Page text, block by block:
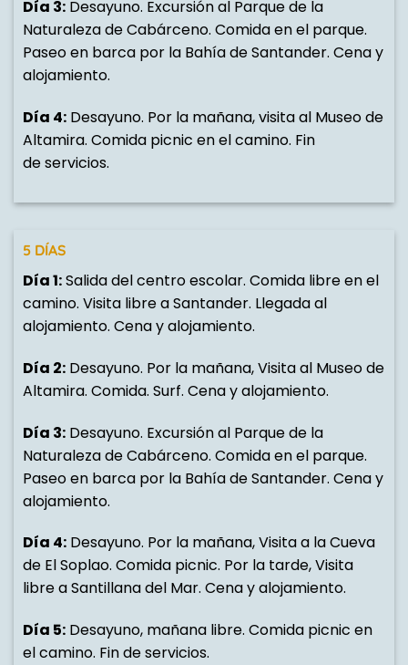
Día 3: Desayuno. Excursión al Parque de la
Naturaleza de Cabárceno. Comida en el parque.
Paseo en barca por la Bahía de Santander. Cena y
alojamiento.
Día 4: Desayuno. Por la mañana, visita al Museo de
Altamira. Comida picnic en el camino. Fin
de servicios.
5 DÍAS
Día 1:Salida del centro escolar. Comida libre en el
camino. Visita libre a Santander. Llegada al
alojamiento. Cena y alojamiento.
Día 2: Desayuno. Por la mañana, Visita al Museo de
Altamira. Comida. Surf. Cena y alojamiento.
Día 3: Desayuno. Excursión al Parque de la
Naturaleza de Cabárceno. Comida en el parque.
Paseo en barca por la Bahía de Santander. Cena y
alojamiento.
Día 4: Desayuno. Por la mañana, Visita a la Cueva
de El Soplao. Comida picnic. Por la tarde, Visita
libre a Santillana del Mar. Cena y alojamiento.
Día 5: Desayuno, mañana libre. Comida picnic en
el camino. Fin de servicios.